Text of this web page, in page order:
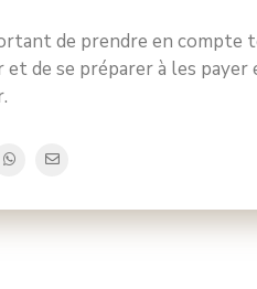
de prendre en compte
et de se préparer à les payer